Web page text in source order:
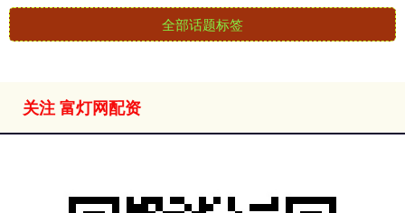
全部话题标签
关注 富灯网配资